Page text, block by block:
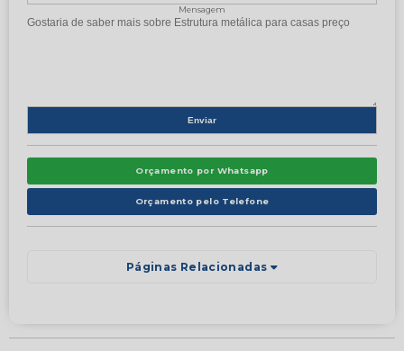
Mensagem
Orçamento por Whatsapp
Orçamento pelo Telefone
Páginas Relacionadas